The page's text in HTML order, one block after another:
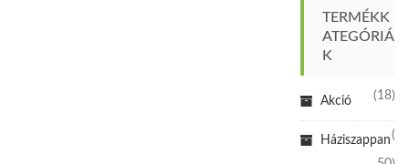
TERMÉKK
ATEGÓRIÁ
K
Akció (18)
Háziszappan(